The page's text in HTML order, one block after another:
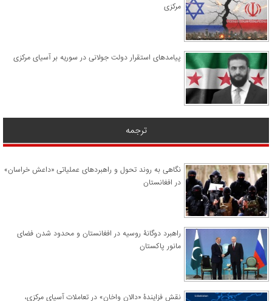
مرکزی
پیامدهای استقرار دولت جولانی در سوریه بر آسیای مرکزی
ترجمه
نگاهی به روند تحول و راهبردهای عملیاتی «داعش خراسان»
در افغانستان
راهبرد دوگانۀ روسیه در افغانستان و محدود شدن فضای
مانور پاکستان
نقش فزایندۀ «دالان واخان» در تعاملات آسیای مرکزی،